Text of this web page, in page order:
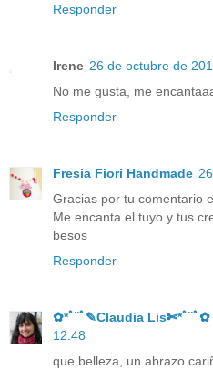
Responder
Irene 26 de octubre de
No me gusta, me
Responder
Fresia Fiori Handmade
Gracias por tu comentario
Me encanta el tuyo y tus
besos
Responder
✿*ﾟ¨ﾟ✎Claudia Lis✄*ﾟ¨ﾟ✿
12:48
que belleza, un abrazo